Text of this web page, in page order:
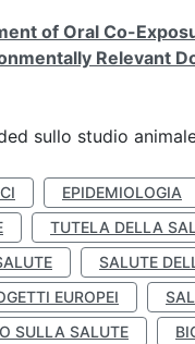
of Oral Co-
Relevant
sullo studio
EPIDEMIOLOGIA
TUTELA DELLA
SALUTE
EUROPEI
SULLA SALUTE